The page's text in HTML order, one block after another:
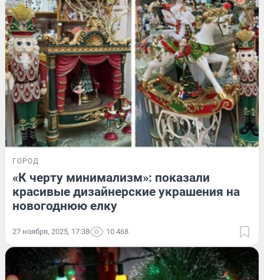
ГОРОД
«К черту минимализм»: показали
красивые дизайнерские украшения на
новогоднюю елку
27 ноября, 2025, 17:38 10 468